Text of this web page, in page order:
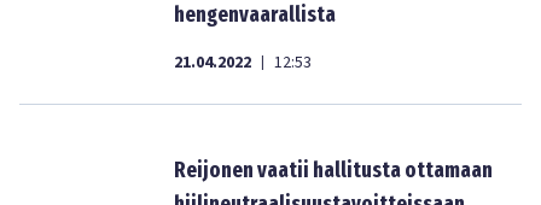
hengenvaarallista
21.04.2022 | 12:53
Reijonen vaatii hallitusta ottamaan